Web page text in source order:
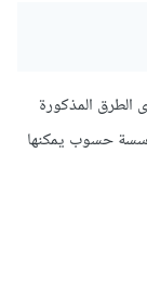
المذكورة
حسوب يمكنها